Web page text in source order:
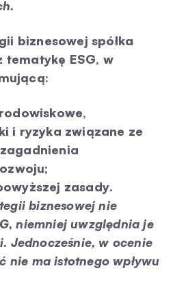
biznesowej spółka
ESG, w
i ryzyka związane ze
zasady.
biznesowej nie
niemniej uwzględnia je
Jednocześnie, w ocenie
nie ma istotnego wpływu